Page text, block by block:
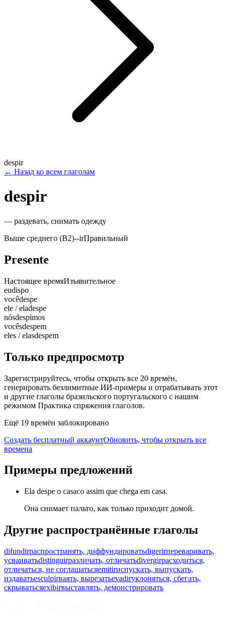
despir
← Назад ко всем глаголам
despir
— раздевать, снимать одежду
Выше среднего (B2)--irПравильный
Presente
Настоящее времяИзъявительное
eudispo
vocêdespe
ele / eladespe
nósdespimos
vocêsdespem
eles / elasdespem
Только предпросмотр
Зарегистрируйтесь, чтобы открыть все 20 времён,
генерировать безлимитные ИИ-примеры и отрабатывать этот
и другие глаголы бразильского португальского с нашим
режимом Практика спряжения глаголов.
Ещё 19 времён заблокировано
Создать бесплатный аккаунтОбновить, чтобы открыть все
времена
Примеры предложений
Ela despe o casaco assim que chega em casa.
Она снимает пальто, как только приходит домой.
Другие распространённые глаголы
difundirраспространять, диффундироватьdigerirпереваривать,
усваиватьdistinguirразличать, отличатьdivergirрасходиться,
отличаться, не соглашатьсяemitirиспускать, выпускать,
издаватьesculpirваять, вырезатьevadirуклоняться, сбегать,
скрыватьсяexibirвыставлять, демонстрировать